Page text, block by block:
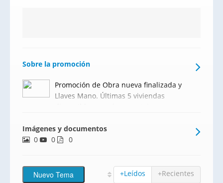
Sobre la promoción
Promoción de Obra nueva finalizada y
Llaves Mano. Últimas 5 viviendas
disponibles. Local comercial
residencial de 106 viviendas en el que
podrás elegir entre diferentes tipologías
Imágenes y documentos
0
0 0
+Leídos +Recientes